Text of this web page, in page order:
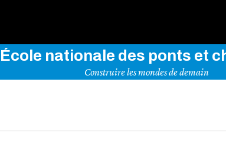
École nationale des ponts et
Construire les mondes de demain